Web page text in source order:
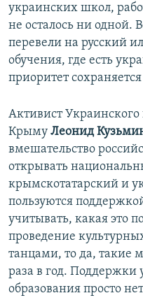
украинских школ,
не осталось ни одной.
перевели на русский
обучения, где есть
приоритет
Активист Украинского
Крыму Леонид
вмешательство
открывать
крымскотатарский и
пользуются
учитывать, какая это
проведение
танцами, то да, такие
раза в год. Поддержки
образования просто